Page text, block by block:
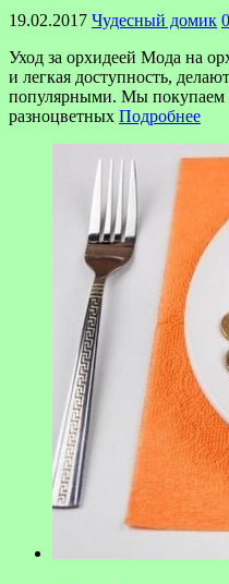
19.02.2017 Чудесный домик 0
Уход за орхидеей Мода на
и легкая доступность,
популярными. Мы покупаем
разноцветных Подробнее